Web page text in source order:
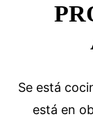
Se está
está en